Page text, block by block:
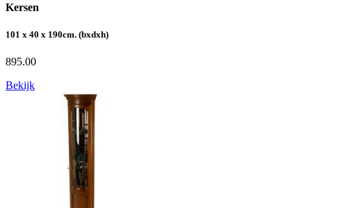
Kersen
101 x 40 x 190cm. (bxdxh)
895.00
Bekijk